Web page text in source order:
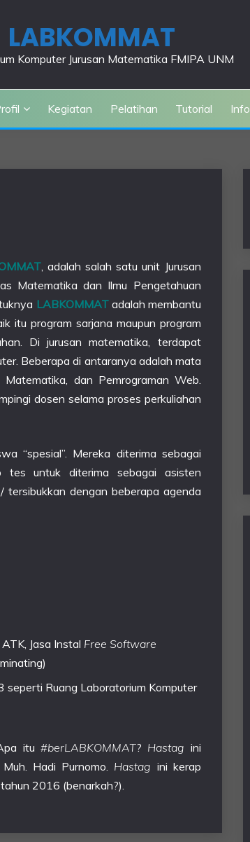
LABKOMMAT
Komputer Jurusan Matematika FMIPA UNM
Kegiatan Pelatihan Tutorial Info
, adalah salah satu unit Jurusan
Matematika dan Ilmu Pengetahuan
LABKOMMATadalah membantu
itu program sarjana maupun program
Di jurusan matematika, terdapat
Beberapa di antaranya adalah mata
dan Pemrograman Web.
dosen selama proses perkuliahan
“spesial”. Mereka diterima sebagai
tes untuk diterima sebagai asisten
tersibukkan dengan beberapa agenda
Jasa Instal Free Software
seperti Ruang Laboratorium Komputer
itu #berLABKOMMAT? Hastag ini
Hadi Purnomo. Hastag ini kerap
2016 (benarkah?).